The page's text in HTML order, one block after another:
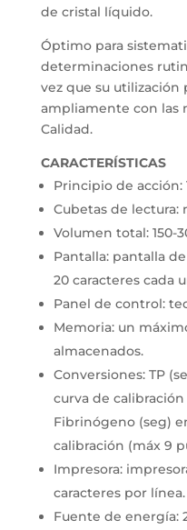
de cristal líquido.
Óptimo para
determinaciones
vez que su
ampliamente con las
Calidad.
CARACTERÍSTICAS
Principio de
Cubetas de lectura:
Volumen total: 150-
Pantalla: pantalla
20 caracteres cada
Panel de control:
Memoria: un
almacenados.
Conversiones: TP
curva de
Fibrinógeno (seg)
calibración (máx 9
Impresora:
caracteres por línea.
Fuente de energía: